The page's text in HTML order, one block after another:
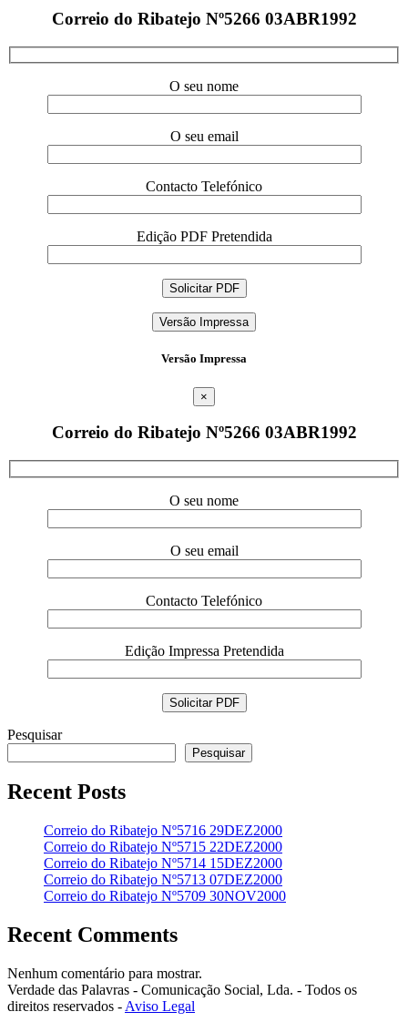
Correio do Ribatejo Nº5266 03ABR1992
O seu nome
O seu email
Contacto Telefónico
Edição PDF Pretendida
Versão Impressa
Versão Impressa
×
Correio do Ribatejo Nº5266 03ABR1992
O seu nome
O seu email
Contacto Telefónico
Edição Impressa Pretendida
Pesquisar
Pesquisar
Recent Posts
Correio do Ribatejo Nº5716 29DEZ2000
Correio do Ribatejo Nº5715 22DEZ2000
Correio do Ribatejo Nº5714 15DEZ2000
Correio do Ribatejo Nº5713 07DEZ2000
Correio do Ribatejo Nº5709 30NOV2000
Recent Comments
Nenhum comentário para mostrar.
Verdade das Palavras - Comunicação Social, Lda. - Todos os
direitos reservados - Aviso Legal